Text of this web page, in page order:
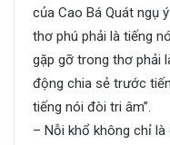
của Cao Bá Quát ngụ
thơ phú phải là tiếng
gặp gỡ trong thơ phải
động chia sẻ trước
tiếng nói đòi tri âm”.
– Nỗi khổ không chỉ